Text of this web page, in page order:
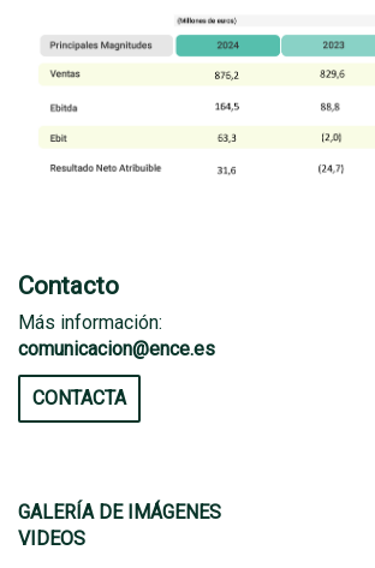
Contacto
Más información:
comunicacion@ence.es
CONTACTA
GALERÍA DE IMÁGENES
VIDEOS